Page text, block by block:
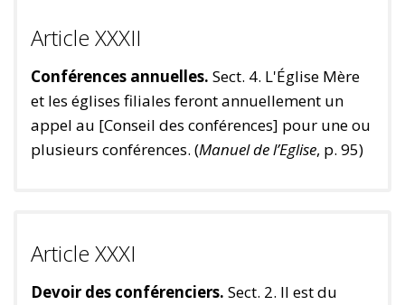
Article XXXII
Conférences annuelles. Sect. 4. L'Église Mère
et les églises filiales feront annuellement un
appel au [Conseil des conférences] pour une ou
plusieurs conférences. (Manuel de l’Eglise, p. 95)
Article XXXI
Devoir des conférenciers. Sect. 2. Il est du